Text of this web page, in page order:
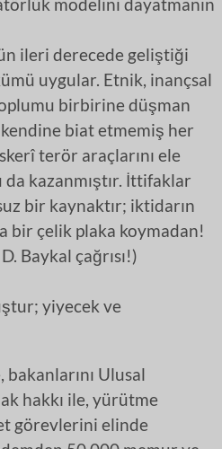
ileri derecede geliştiği
uygular. Etnik, inançsal
birbirine düşman
biat etmemiş her
terör araçlarını ele
kazanmıştır. İttifaklar
bir kaynaktır; iktidarın
bir çelik plaka koymadan!
Baykal çağrısı!)
yiyecek ve
Ulusal
hakkı ile, yürütme
görevlerini elinde